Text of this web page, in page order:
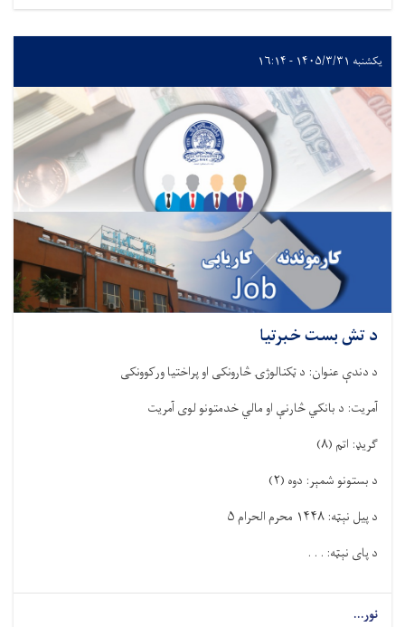
یکشنبه ۱۴۰۵/۳/۳۱ - ۱۶:۱۴
د تش بست خبرتیا
د دندې عنوان: د ټکنالوژۍ څارونکی او پراختیا ورکوونکی
آمریت: د بانکي څارنې او مالي خدمتونو لوی آمریت
گریډ: اتم (۸)
د بستونو شمېر: دوه (۲)
د پیل نېټه: ۱۴۴۸ محرم الحرام۵
د پای نېټه: . . .
نور...